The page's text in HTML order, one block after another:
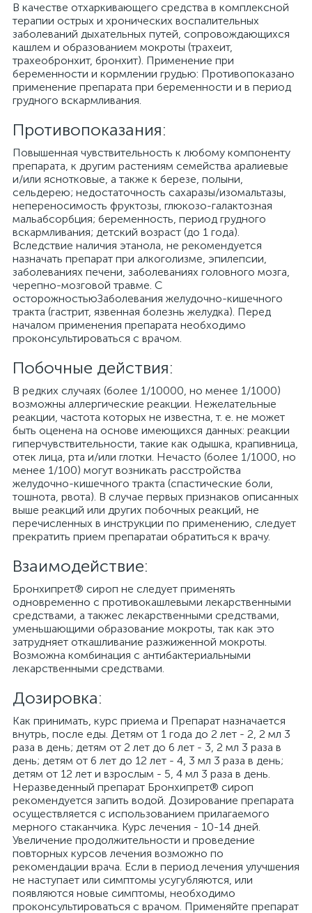
В качестве отхаркивающего средства в комплексной
терапии острых и хронических воспалительных
заболеваний дыхательных путей, сопровождающихся
кашлем и образованием мокроты (трахеит,
трахеобронхит, бронхит). Применение при
беременности и кормлении грудью: Противопоказано
применение препарата при беременности и в период
грудного вскармливания.
Противопоказания:
Повышенная чувствительность к любому компоненту
препарата, к другим растениям семейства аралиевые
и/или яснотковые, а также к березе, полыни,
сельдерею; недостаточность сахаразы/изомальтазы,
непереносимость фруктозы, глюкозо-галактозная
мальабсорбция; беременность, период грудного
вскармливания; детский возраст (до 1 года).
Вследствие наличия этанола, не рекомендуется
назначать препарат при алкоголизме, эпилепсии,
заболеваниях печени, заболеваниях головного мозга,
черепно-мозговой травме. С
осторожностьюЗаболевания желудочно-кишечного
тракта (гастрит, язвенная болезнь желудка). Перед
началом применения препарата необходимо
проконсультироваться с врачом.
Побочные действия:
В редких случаях (более 1/10000, но менее 1/1000)
возможны аллергические реакции. Нежелательные
реакции, частота которых не известна, т. е. не может
быть оценена на основе имеющихся данных: реакции
гиперчувствительности, такие как одышка, крапивница,
отек лица, рта и/или глотки. Нечасто (более 1/1000, но
менее 1/100) могут возникать расстройства
желудочно-кишечного тракта (спастические боли,
тошнота, рвота). В случае первых признаков описанных
выше реакций или других побочных реакций, не
перечисленных в инструкции по применению, следует
прекратить прием препаратаи обратиться к врачу.
Взаимодействие:
Бронхипрет® сироп не следует применять
одновременно с противокашлевыми лекарственными
средствами, а такжес лекарственными средствами,
уменьшающими образование мокроты, так как это
затрудняет откашливание разжиженной мокроты.
Возможна комбинация с антибактериальными
лекарственными средствами.
Дозировка:
Как принимать, курс приема и Препарат назначается
внутрь, после еды. Детям от 1 года до 2 лет - 2, 2 мл 3
раза в день; детям от 2 лет до 6 лет - 3, 2 мл 3 раза в
день; детям от 6 лет до 12 лет - 4, 3 мл 3 раза в день;
детям от 12 лет и взрослым - 5, 4 мл 3 раза в день.
Неразведенный препарат Бронхипрет® сироп
рекомендуется запить водой. Дозирование препарата
осуществляется с использованием прилагаемого
мерного стаканчика. Курс лечения - 10-14 дней.
Увеличение продолжительности и проведение
повторных курсов лечения возможно по
рекомендации врача. Если в период лечения улучшения
не наступает или симптомы усугубляются, или
появляются новые симптомы, необходимо
проконсультироваться с врачом. Применяйте препарат